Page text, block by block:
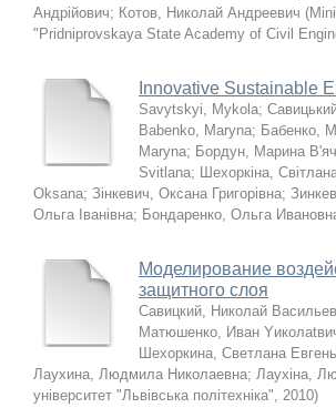
Андрійович; Котов, Николай Андреевич (
"Pridniprovskaya State Academy of Civil
Innovative Sustainable
Savytskyi, Mykola;
Babenko, Maryna; Бабенко,
Maryna; Бордун, Марина
Svitlana; Шехоркіна,
Oksana; Зінкевич, Оксана Григорівна;
Ольга Іванівна; Бондаренко, Ольга
Моделирование
защитного слоя
Савицкий, Николай
Матюшенко, Иван
Шехоркина, Светлана
Лаухина, Людмила Николаевна; Лаухіна,
університет "Львівська політехніка", 2010)